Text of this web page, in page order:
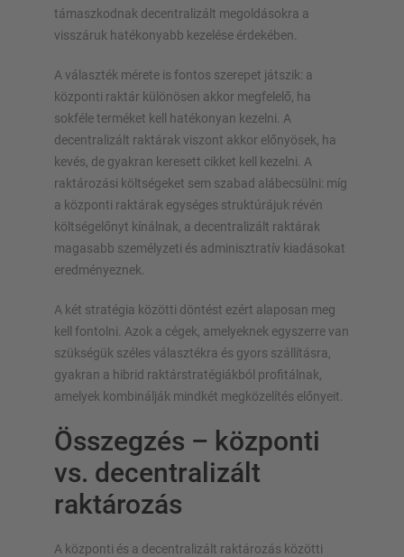
támaszkodnak decentralizált megoldásokra a
visszáruk hatékonyabb kezelése érdekében.
A választék mérete is fontos szerepet játszik: a
központi raktár különösen akkor megfelelő, ha
sokféle terméket kell hatékonyan kezelni. A
decentralizált raktárak viszont akkor előnyösek, ha
kevés, de gyakran keresett cikket kell kezelni. A
raktározási költségeket sem szabad alábecsülni: míg
a központi raktárak egységes struktúrájuk révén
költségelőnyt kínálnak, a decentralizált raktárak
magasabb személyzeti és adminisztratív kiadásokat
eredményeznek.
A két stratégia közötti döntést ezért alaposan meg
kell fontolni. Azok a cégek, amelyeknek egyszerre van
szükségük széles választékra és gyors szállításra,
gyakran a hibrid raktárstratégiákból profitálnak,
amelyek kombinálják mindkét megközelítés előnyeit.
Összegzés – központi
vs. decentralizált
raktározás
A központi és a decentralizált raktározás közötti